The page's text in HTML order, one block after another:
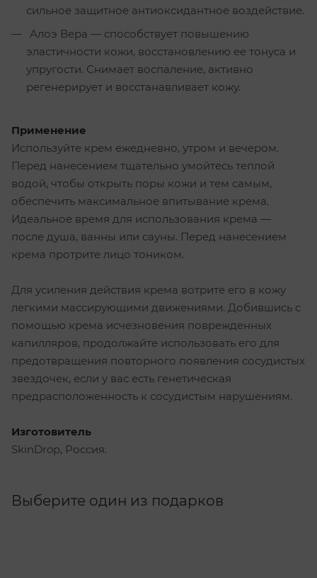
сильное защитное антиоксидантное воздействие.
Алоэ Вера — способствует повышению
эластичности кожи, восстановлению ее тонуса и
упругости. Снимает воспаление, активно
регенерирует и восстанавливает кожу.
Применение
Используйте крем ежедневно, утром и вечером.
Перед нанесением тщательно умойтесь теплой
водой, чтобы открыть поры кожи и тем самым,
обеспечить максимальное впитывание крема.
Идеальное время для использования крема —
после душа, ванны или сауны. Перед нанесением
крема протрите лицо тоником.
Для усиления действия крема вотрите его в кожу
легкими массирующими движениями. Добившись с
помощью крема исчезновения поврежденных
капилляров, продолжайте использовать его для
предотвращения повторного появления сосудистых
звездочек, если у вас есть генетическая
предрасположенность к сосудистым нарушениям.
Изготовитель
SkinDrop, Россия.
Выберите один из подарков